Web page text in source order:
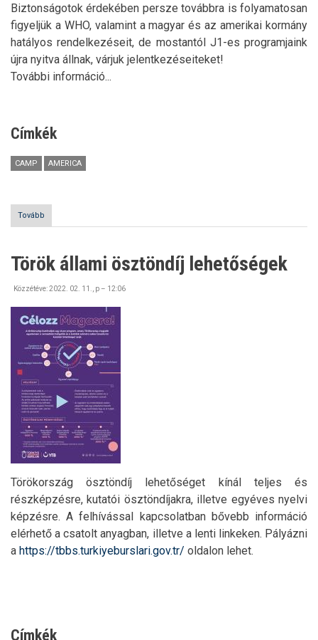
Biztonságotok érdekében persze továbbra is folyamatosan
figyeljük a WHO, valamint a magyar és az amerikai kormány
hatályos rendelkezéseit, de mostantól J1-es programjaink
újra nyitva állnak, várjuk jelentkezéseiteket!
További információ...
Címkék
CAMP AMERICA
Tovább
a
program!)
Török állami ösztöndíj lehetőségek
Közzétéve:2022. 02. 11., p – 12:06
Törökország ösztöndíj lehetőséget kínál teljes és
részképzésre, kutatói ösztöndíjakra, illetve egyéves nyelvi
képzésre. A felhívással kapcsolatban bővebb információ
elérhető a csatolt anyagban, illetve a lenti linkeken. Pályázni
a https://tbbs.turkiyeburslari.gov.tr/ oldalon lehet.
Címkék